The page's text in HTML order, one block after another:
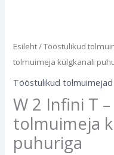
Esileht/Tööstulikud
tolmuimeja külgkanali
Tööstulikud tolmuimejad
W 2 Infini T
tolmuimeja
puhuriga